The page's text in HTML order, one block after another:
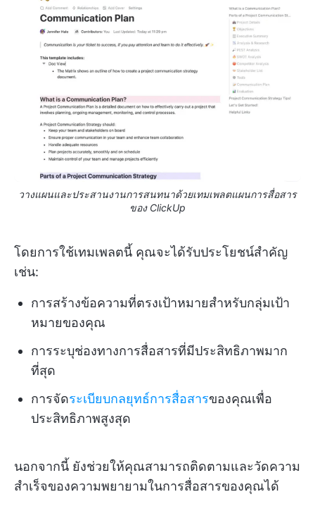
วางแผนและประสานงานการสนทนาด้วยเทมเพลตแผนการสื่อสาร
ของ ClickUp
โดยการใช้เทมเพลตนี้ คุณจะได้รับประโยชน์สำคัญ
เช่น:
การสร้างข้อความที่ตรงเป้าหมายสำหรับกลุ่มเป้า
หมายของคุณ
การระบุช่องทางการสื่อสารที่มีประสิทธิภาพมาก
ที่สุด
การจัดระเบียบกลยุทธ์การสื่อสารของคุณเพื่อ
ประสิทธิภาพสูงสุด
นอกจากนี้ ยังช่วยให้คุณสามารถติดตามและวัดความ
สำเร็จของความพยายามในการสื่อสารของคุณได้